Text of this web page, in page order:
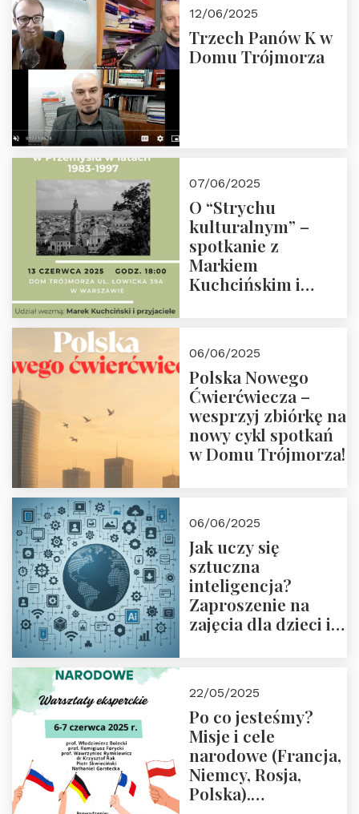
Fundacji
12/06/2025
Trzech Panów K w
Domu Trójmorza
07/06/2025
O “Strychu
kulturalnym” –
spotkanie z
Markiem
Kuchcińskim i
18:00
06/06/2025
Polska Nowego
Ćwierćwiecza –
wesprzyj zbiórkę na
nowy cykl spotkań
w Domu Trójmorza!
06/06/2025
Jak uczy się
sztuczna
inteligencja?
Zaproszenie na
zajęcia dla dzieci i
22/05/2025
Po co jesteśmy?
Misje i cele
narodowe (Francja,
Niemcy, Rosja,
Polska).